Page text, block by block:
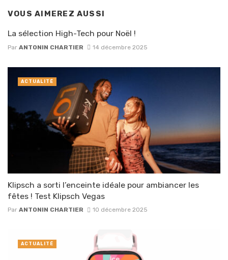
VOUS AIMEREZ AUSSI
La sélection High-Tech pour Noël !
Par ANTONIN CHARTIER 14 décembre 2025
Klipsch a sorti l’enceinte idéale pour ambiancer les
fêtes ! Test Klipsch Vegas
Par ANTONIN CHARTIER 10 décembre 2025
ACTUALITÉ
ACTUALITÉ